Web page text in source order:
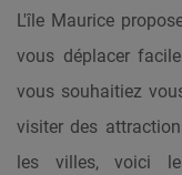
L'île Maurice
vous déplacer
vous souhaitiez
visiter des
les villes, voici